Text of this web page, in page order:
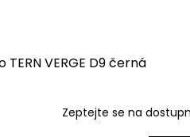
VERGE D9 černá
Zeptejte se na